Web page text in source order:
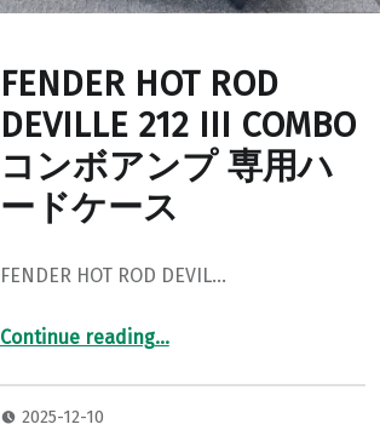
FENDER HOT ROD
DEVILLE 212 III COMBO
コンボアンプ 専用ハ
ードケース
FENDER HOT ROD DEVIL…
Continue reading“FENDER HOT ROD DEVILLE 212 III COMBO コンボアンプ 専用ハードケース”
…
2025-12-10